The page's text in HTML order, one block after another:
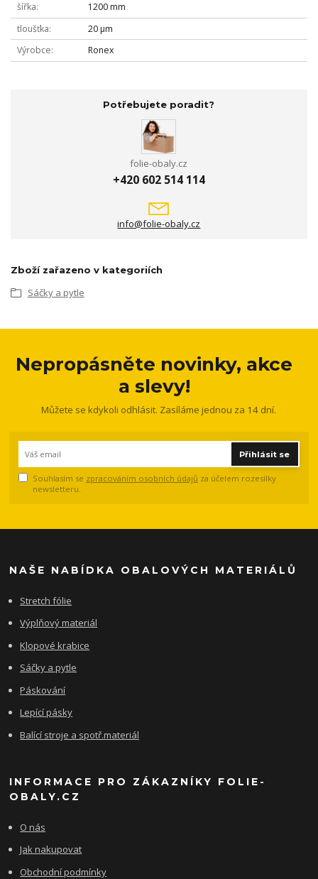
šířka
1200 mm
tloušťka
20 µm
Výrobce
Ronex
Potřebujete poradit?
folie-obaly.cz
+420 602 514 114
info@folie-obaly.cz
Zboží zařazeno v kategoriích
Sáčky a pytle
Nepropásněte novinky, akce
a slevy!
Můžete se kdykoli odhlásit. Zasíláme jednou za 14 dní.
Přihlásit se
Souhlasím se zpracováním osobních údajů za účelem rozesílky
newsletteru.
NAŠE NABÍDKA OBALOVÝCH MATERIÁLŮ
Stretch fólie
Výplňový materiál
Klopové krabice
Sáčky a pytle
Páskování
Lepící pásky
Balící stroje a spotř.materiál
INFORMACE PRO ZÁKAZNÍKY FOLIE-
OBALY.CZ
O nás
Jak nakupovat
Obchodní podmínky